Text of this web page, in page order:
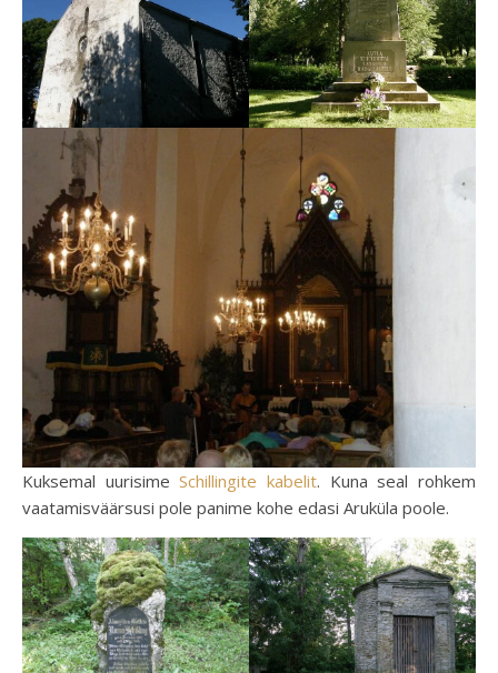
Kuksemal uurisimeSchillingite kabelit. Kuna seal rohkem
vaatamisväärsusi pole panime kohe edasi Aruküla poole.